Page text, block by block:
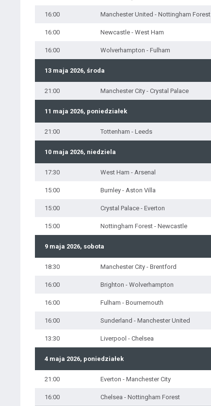
16:00 Manchester United - Nottingham Forest
16:00 Newcastle - West Ham
16:00 Wolverhampton - Fulham
13 maja 2026, środa
21:00 Manchester City - Crystal Palace
11 maja 2026, poniedziałek
21:00 Tottenham - Leeds
10 maja 2026, niedziela
17:30 West Ham - Arsenal
15:00 Burnley - Aston Villa
15:00 Crystal Palace - Everton
15:00 Nottingham Forest - Newcastle
9 maja 2026, sobota
18:30 Manchester City - Brentford
16:00 Brighton - Wolverhampton
16:00 Fulham - Bournemouth
16:00 Sunderland - Manchester United
13:30 Liverpool - Chelsea
4 maja 2026, poniedziałek
21:00 Everton - Manchester City
16:00 Chelsea - Nottingham Forest